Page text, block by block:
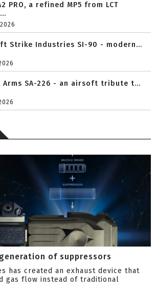
PRO, a refined MP5 from LCT
Strike Industries SI-90 - modern...
Arms SA-226 - an airsoft tribute t...
of suppressors
has created an exhaust device that
gas flow instead of traditional